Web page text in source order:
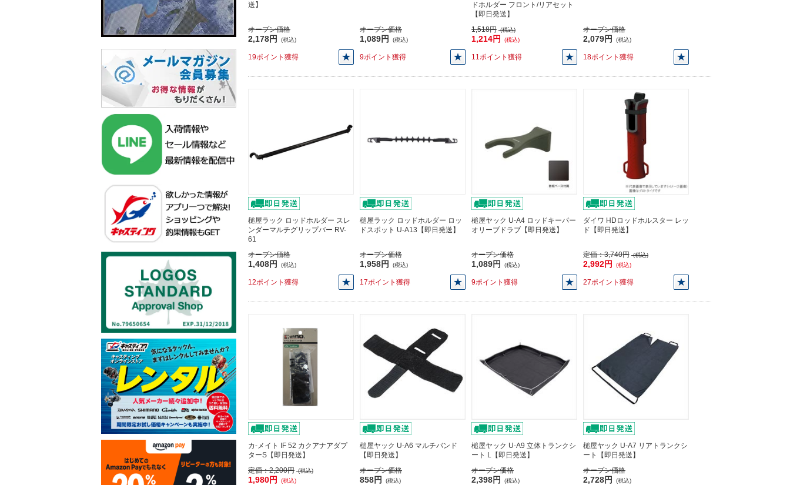
送】
オープン価格
2,178円 (税込)
19ポイント獲得
オープン価格
1,089円 (税込)
9ポイント獲得
ドホルダー フロント/リアセット
【即日発送】
1,518円 (税込)
1,214円 (税込)
11ポイント獲得
オープン価格
2,079円 (税込)
18ポイント獲得
槌屋ラック ロッドホルダー スレ
ンダーマルチグリップバー RV-
61
オープン価格
1,408円 (税込)
12ポイント獲得
槌屋ラック ロッドホルダー ロッ
ドスポット U-A13【即日発送】
オープン価格
1,958円 (税込)
17ポイント獲得
槌屋ヤック U-A4 ロッドキーパー
オリーブドラブ【即日発送】
オープン価格
1,089円 (税込)
9ポイント獲得
ダイワ HDロッドホルスター レッ
ド【即日発送】
定価：3,740円 (税込)
2,992円 (税込)
27ポイント獲得
カ-メイト IF 52 カクアナアダプ
ターS【即日発送】
定価：2,200円 (税込)
1,980円 (税込)
槌屋ヤック U-A6 マルチバンド
【即日発送】
オープン価格
858円 (税込)
槌屋ヤック U-A9 立体トランクシ
ート L【即日発送】
オープン価格
2,398円 (税込)
槌屋ヤック U-A7 リアトランクシ
ート【即日発送】
オープン価格
2,728円 (税込)